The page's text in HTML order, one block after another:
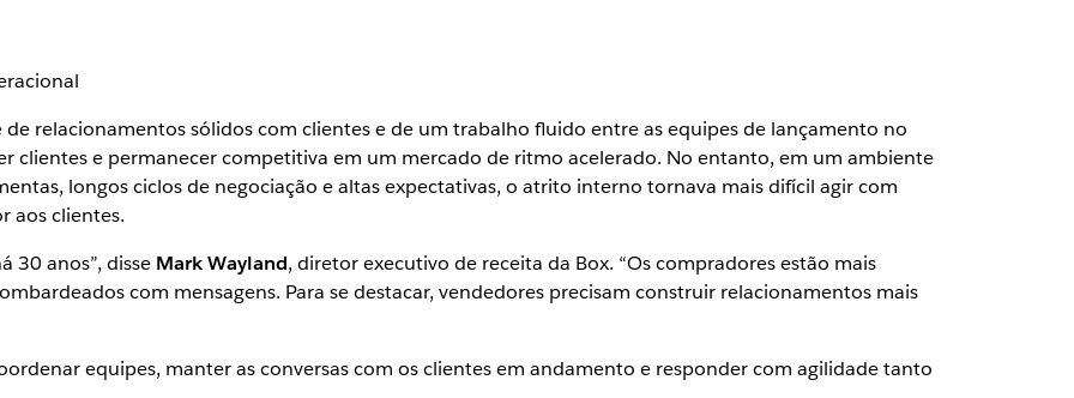
de relacionamentos sólidos com clientes e de um trabalho fluido entre as equipes de lançamento no
clientes e permanecer competitiva em um mercado de ritmo acelerado. No entanto, em um ambiente
longos ciclos de negociação e altas expectativas, o atrito interno tornava mais difícil agir com
aos clientes.
30 anos”, disse Mark Wayland, diretor executivo de receita da Box. “Os compradores estão mais
com mensagens. Para se destacar, vendedores precisam construir relacionamentos mais
equipes, manter as conversas com os clientes em andamento e responder com agilidade tanto